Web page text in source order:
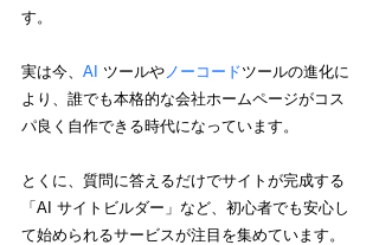
す。
実は今、 AI ツールや ノーコードツールの進化に
より、誰でも本格的な会社ホームページがコス
パ良く自作できる時代になっています。
とくに、質問に答えるだけでサイトが完成する
「AI サイトビルダー」など、初心者でも安心し
て始められるサービスが注目を集めています。